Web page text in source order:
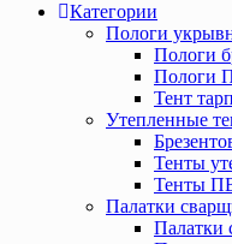
Категории
Пологи
Пологи
Пологи
Тент
Утепленные
Тенты
Тенты
Палатки
Палатки